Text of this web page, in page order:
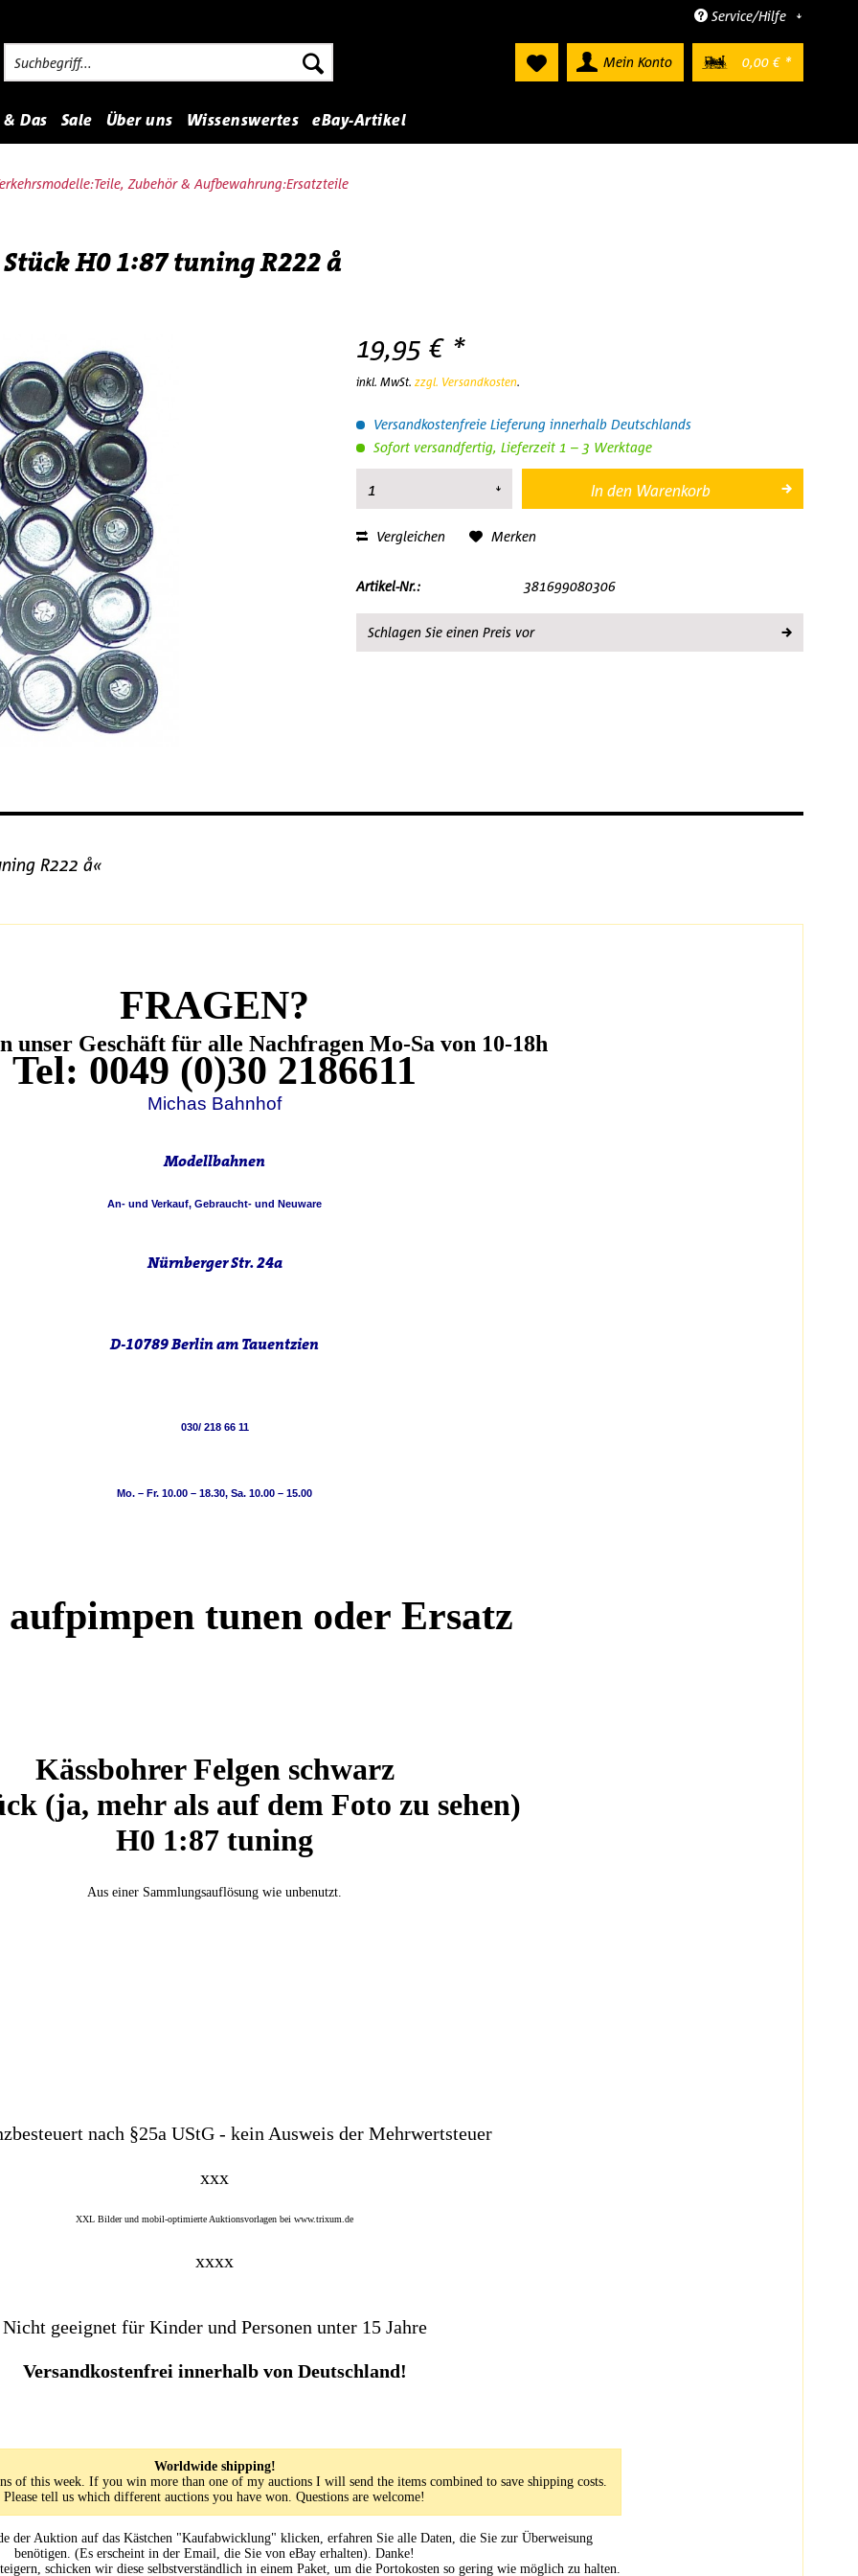
Service/Hilfe
Mein Konto 0,00 € *
Das Sale Über uns Wissenswertes eBay-Artikel
Zubehör & Aufbewahrung:Ersatzteile
H0 1:87 tuning R222 å
19,95 € *
inkl. MwSt. zzgl. Versandkosten.
Versandkostenfreie Lieferung innerhalb Deutschlands
Sofort versandfertig, Lieferzeit 1 – 3 Werktage
In den Warenkorb
Vergleichen Merken
Artikel-Nr.: 381699080306
Schlagen Sie einen Preis vor
R222 å«
FRAGEN?
unser Geschäft für alle Nachfragen Mo-Sa von 10-18h
Tel: 0049 (0)30 2186611
Michas Bahnhof
Modellbahnen
An- und Verkauf, Gebraucht- und Neuware
Nürnberger Str. 24a
D-10789 Berlin am Tauentzien
030/ 218 66 11
Mo. – Fr. 10.00 – 18.30, Sa. 10.00 – 15.00
tunen oder Ersatz
Kässbohrer Felgen schwarz
(ja, mehr als auf dem Foto zu sehen)
H0 1:87 tuning
Aus einer Sammlungsauflösung wie unbenutzt.
nach §25a UStG - kein Ausweis der Mehrwertsteuer
xxx
XXL Bilder und mobil-optimierte Auktionsvorlagen bei www.trixum.de
xxxx
Nicht geeignet für Kinder und Personen unter 15 Jahre
Versandkostenfrei innerhalb von Deutschland!
Worldwide shipping!
of this week. If you win more than one of my auctions I will send the items combined to save shipping costs.
Please tell us which different auctions you have won. Questions are welcome!
der Auktion auf das Kästchen "Kaufabwicklung" klicken, erfahren Sie alle Daten, die Sie zur Überweisung
benötigen. (Es erscheint in der Email, die Sie von eBay erhalten). Danke!
schicken wir diese selbstverständlich in einem Paket, um die Portokosten so gering wie möglich zu halten.